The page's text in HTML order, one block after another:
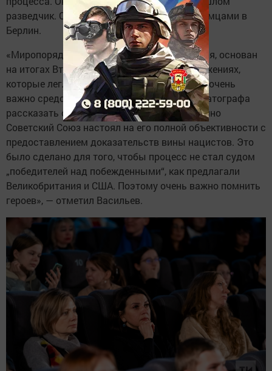
разведчик. Она военнопленная, угнанная немцами в
Берлин.
«Миропорядок, в котором мы живем сегодня, основан
на итогах Второй мировой войны и на положениях,
которые легли в основу процесса. Поэтому очень
важно средствами художественного кинематографа
рассказать об этой вехе истории, ведь именно
Советский Союз настоял на его полной объективности с
предоставлением доказательств вины нацистов. Это
было сделано для того, чтобы процесс не стал судом
„победителей над побежденными“, как предлагали
Великобритания и США. Поэтому очень важно помнить
героев», — отметил Васильев.